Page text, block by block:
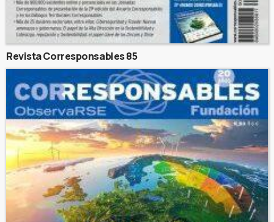
Revista Corresponsables 85